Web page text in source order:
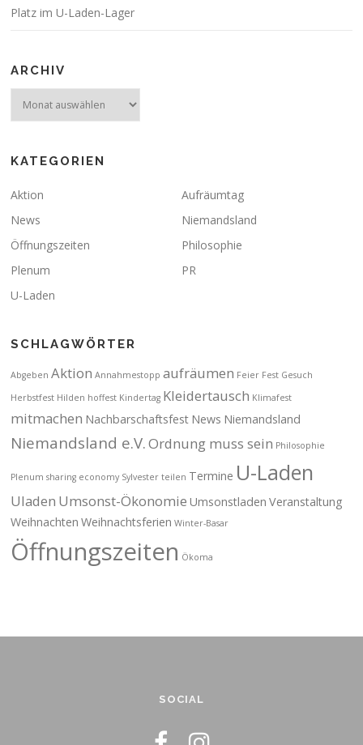
Platz im U-Laden-Lager
ARCHIV
KATEGORIEN
Aktion
Aufräumtag
News
Niemandsland
Öffnungszeiten
Philosophie
Plenum
PR
U-Laden
SCHLAGWÖRTER
Abgeben Aktion Annahmestopp aufräumen Feier Fest Gesuch
Herbstfest Hilden hoffest Kindertag Kleidertausch Klimafest
mitmachen Nachbarschaftsfest News Niemandsland
Niemandsland e.V.Ordnung muss sein Philosophie
Plenum sharing economy Sylvester teilen Termine U-Laden
Uladen Umsonst-Ökonomie Umsonstladen Veranstaltung
Weihnachten Weihnachtsferien Winter-Basar
Öffnungszeiten Ökoma
SOCIAL